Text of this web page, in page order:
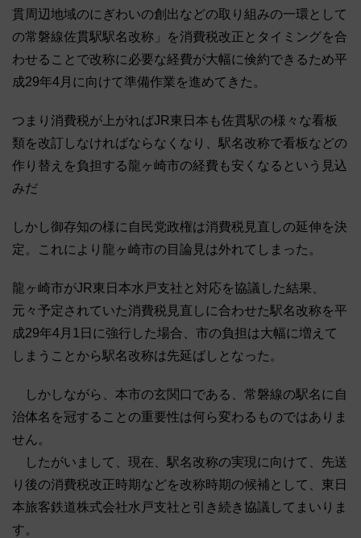
貫周辺地域のにぎわいの創出などの取り組みの一環として
の常磐線佐貫駅駅名改称」を消費税改正とタイミングを合
わせることで改称に必要な経費が大幅に倹約できるため平
成29年4月に向けて準備作業を進めてきた。
つまり消費税が上がればJR東日本も佐貫駅の様々な看板
類を改訂しなければならなくなり、駅名改称で看板などの
作り替えを負担する龍ヶ崎市の経費も安くなるという見込
みだ
しかし御存知の様に自民党政権は消費税見直しの延伸を決
定。これにより龍ヶ崎市の目論見は外れてしまった。
龍ヶ崎市がJR東日本水戸支社と対応を協議した結果、
元々予定されていた消費税見直しに合わせた駅名改称を平
成29年4月1日に強行した場合、市の負担は大幅に増えて
しまうことから駅名改称は先延ばしとなった。
しかしながら、本市の玄関口である、常磐線の駅名に自
治体名を冠することの重要性は何ら変わるものではありま
せん。
したがいまして、現在、駅名改称の実現に向けて、先送
り後の消費税改正時期などを改称時期の候補として、東日
本旅客鉄道株式会社水戸支社と引き続き協議してまいりま
す。